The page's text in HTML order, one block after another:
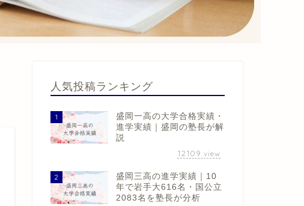
人気投稿ランキング
1
盛岡一高の大学合格実績・
進学実績｜盛岡の塾長が解
説
12109 view
2
盛岡三高の進学実績｜10
年で岩手大616名・国公立
2083名を塾長が分析